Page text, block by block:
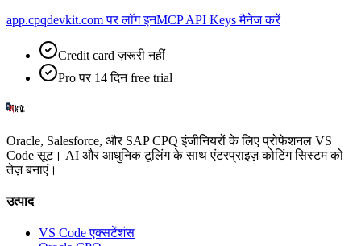
app.cpqdevkit.com पर लॉग इनMCP API Keys मैनेज करें
Credit card ज़रूरी नहीं
Pro पर 14 दिन free trial
Oracle, Salesforce, और SAP CPQ इंजीनियरों के लिए प्रोफेशनल VS
Code सूट। AI और आधुनिक टूलिंग के साथ एंटरप्राइज़ कोटिंग सिस्टम को
तेज़ बनाएं।
उत्पाद
VS Code एक्सटेंशंस